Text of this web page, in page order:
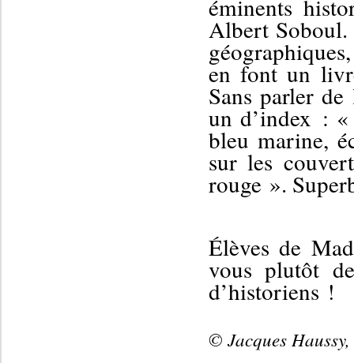
éminents
Albert Soboul.
en font un
Sans parler
un d’index :
bleu marine,
sur les
rouge ».
Élèves de
vousplutôt
d’historiens !
© Jacques